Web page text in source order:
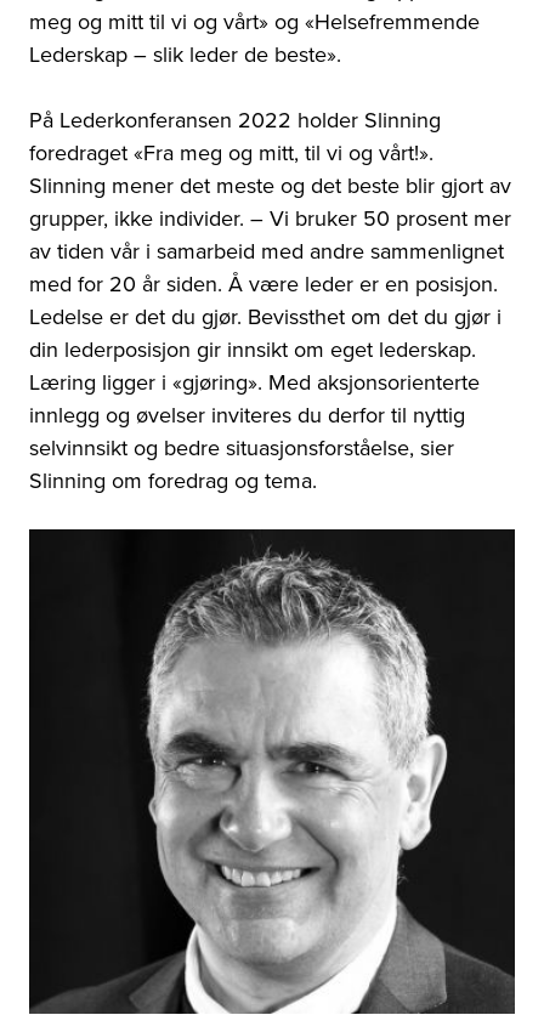
meg og mitt til vi og vårt» og «Helsefremmende
Lederskap – slik leder de beste».
På Lederkonferansen 2022 holder Slinning
foredraget «Fra meg og mitt, til vi og vårt!».
Slinning mener det meste og det beste blir gjort av
grupper, ikke individer. – Vi bruker 50 prosent mer
av tiden vår i samarbeid med andre sammenlignet
med for 20 år siden. Å være leder er en posisjon.
Ledelse er det du gjør. Bevissthet om det du gjør i
din lederposisjon gir innsikt om eget lederskap.
Læring ligger i «gjøring». Med aksjonsorienterte
innlegg og øvelser inviteres du derfor til nyttig
selvinnsikt og bedre situasjonsforståelse, sier
Slinning om foredrag og tema.